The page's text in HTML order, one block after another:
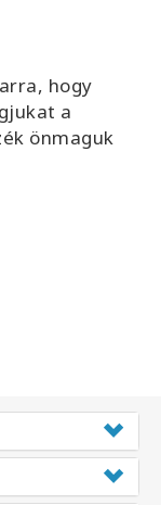
hogy
a
önmaguk